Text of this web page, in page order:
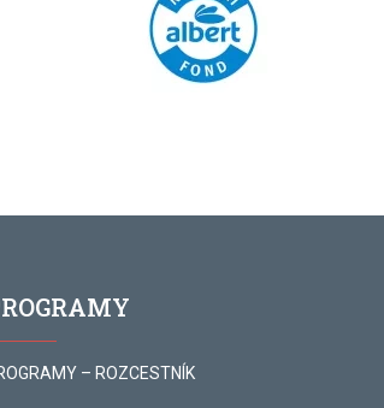
– ROZCESTNÍK